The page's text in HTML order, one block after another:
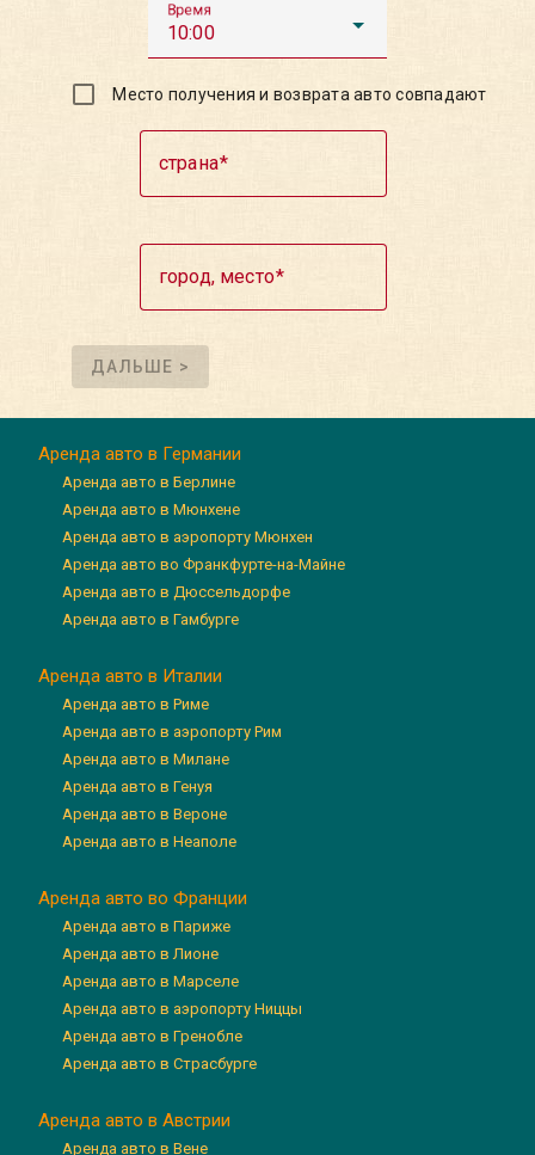
Время
10:00
Место получения и возврата авто совпадают
страна
город, место
ДАЛЬШЕ >
Аренда авто в Германии
Аренда авто в Берлине
Аренда авто в Мюнхене
Аренда авто в аэропорту Мюнхен
Аренда авто во Франкфурте-на-Майне
Аренда авто в Дюссельдорфе
Аренда авто в Гамбурге
Аренда авто в Италии
Аренда авто в Риме
Аренда авто в аэропорту Рим
Аренда авто в Милане
Аренда авто в Генуя
Аренда авто в Вероне
Аренда авто в Неаполе
Аренда авто во Франции
Аренда авто в Париже
Аренда авто в Лионе
Аренда авто в Марселе
Аренда авто в аэропорту Ниццы
Аренда авто в Гренобле
Аренда авто в Страсбурге
Аренда авто в Австрии
Аренда авто в Вене